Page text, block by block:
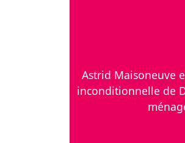
Astrid Maisoneuve
inconditionnelle de